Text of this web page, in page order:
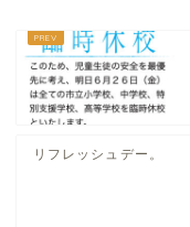
リフレッシュデー。